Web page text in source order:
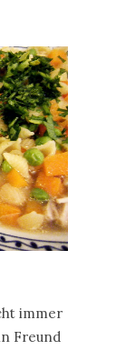
immer
Freund